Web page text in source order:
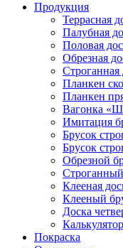
Продукция
Террасная
Палубная
Половая
Обрезная
Строганная
Планкен
Планкен
Вагонка
Имитация
Брусок
Брусок
Обрезной
Клееная
Клееный
Доска
Покраска